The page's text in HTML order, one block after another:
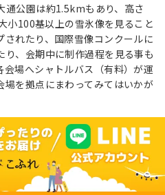
通公園は約1.5kmもあり、高さ
小100基以上の雪氷像を見ること
れたり、国際雪像コンクールに
り、会期中に制作過程を見る事も
場へシャトルバス（有料）が運
を拠点にまわってみてはいかが